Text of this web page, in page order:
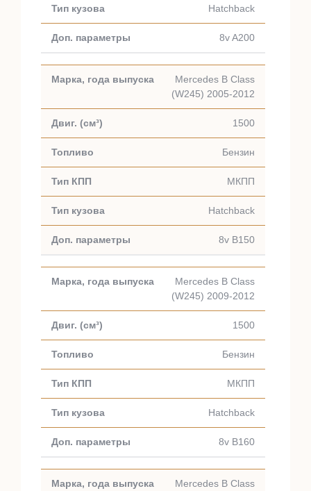
Hatchback
8v A200
Mercedes B Class
(W245) 2005-2012
1500
Бензин
МКПП
Hatchback
8v B150
Mercedes B Class
(W245) 2009-2012
1500
Бензин
МКПП
Hatchback
8v B160
Mercedes B Class